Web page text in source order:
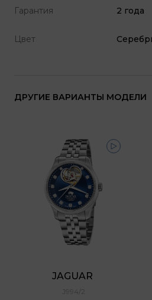
Гарантия
2 года
Цвет
ДРУГИЕ ВАРИАНТЫ МОДЕЛИ
JAGUAR
J994/2